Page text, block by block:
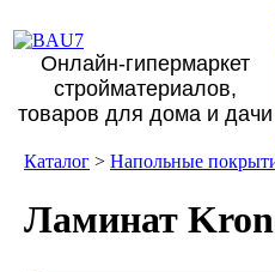
Онлайн-гипермаркет
стройматериалов,
товаров для дома и дачи
Каталог > Напольные
Ламинат